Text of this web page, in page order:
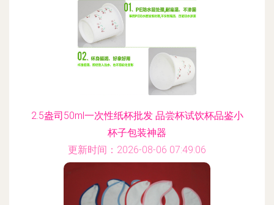
2.5盎司50ml一次性纸杯批发 品尝杯试饮杯品鉴小
杯子包装神器
更新时间：2026-08-06 07:49:06